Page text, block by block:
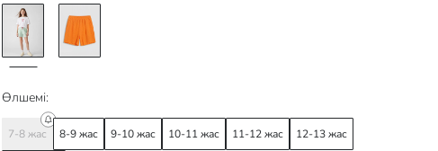
Өлшемі:
7-8 жас 8-9 жас 9-10 жас 10-11 жас 11-12 жас 12-13 жас